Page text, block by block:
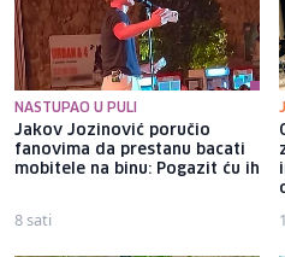
NASTUPAO U PULI
Jakov Jozinović poručio
fanovima da prestanu bacati
mobitele na binu: Pogazit ću ih
8 sati